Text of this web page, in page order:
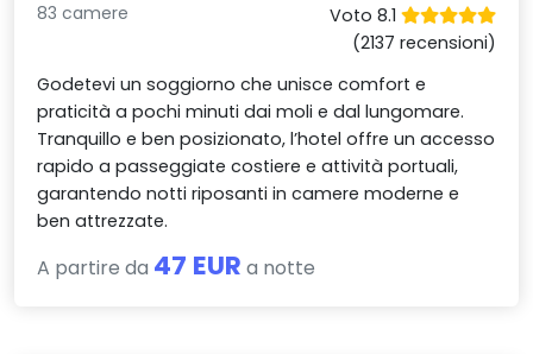
83 camere
Voto 8.1
(2137 recensioni)
Godetevi un soggiorno che unisce comfort e
praticità a pochi minuti dai moli e dal lungomare.
Tranquillo e ben posizionato, l’hotel offre un accesso
rapido a passeggiate costiere e attività portuali,
garantendo notti riposanti in camere moderne e
ben attrezzate.
A partire da 47 EUR a notte